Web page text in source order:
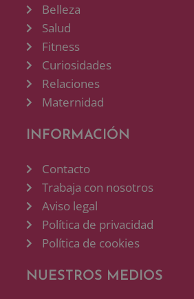
Belleza
Salud
Fitness
Curiosidades
Relaciones
Maternidad
INFORMACIÓN
Contacto
Trabaja con nosotros
Aviso legal
Política de privacidad
Política de cookies
NUESTROS MEDIOS